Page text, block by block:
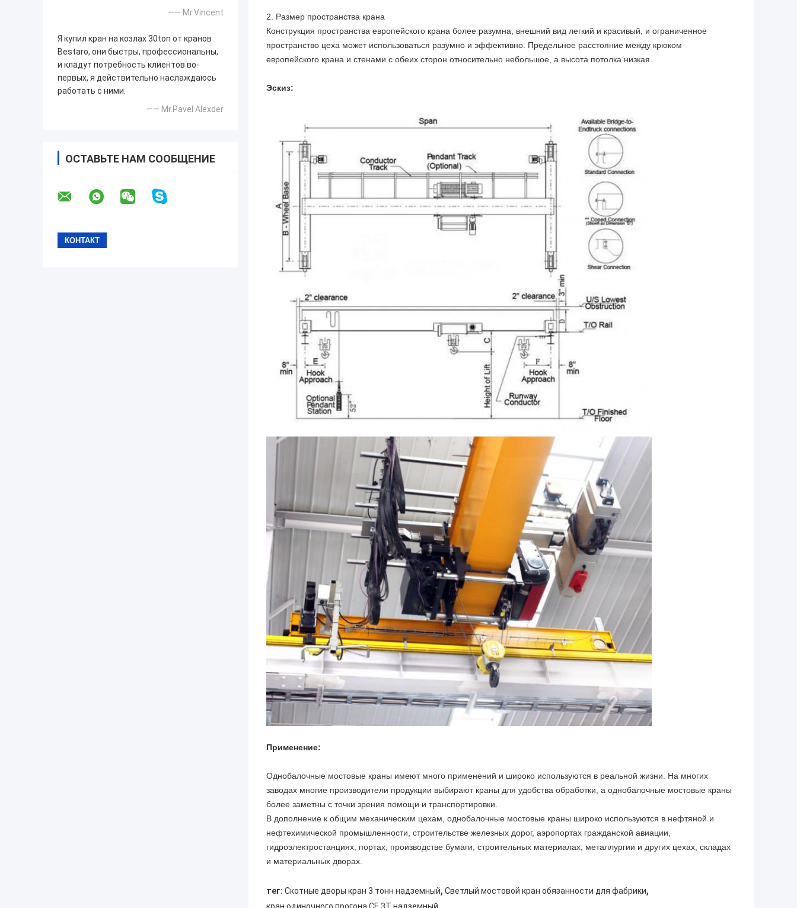
—— Mr.Vincent
Я купил кран на козлах 30ton от кранов
Bestaro, они быстры, профессиональны,
и кладут потребность клиентов во-
первых, я действительно наслаждаюсь
работать с ними.
—— Mr.Pavel Alexder
ОСТАВЬТЕ НАМ СООБЩЕНИЕ
2. Размер пространства крана
Конструкция пространства европейского крана более разумна, внешний вид легкий и красивый, и ограниченное
пространство цеха может использоваться разумно и эффективно. Предельное расстояние между крюком
европейского крана и стенами с обеих сторон относительно небольшое, а высота потолка низкая.
Эскиз:
Применение:
Однобалочные мостовые краны имеют много применений и широко используются в реальной жизни. На многих
заводах многие производители продукции выбирают краны для удобства обработки, а однобалочные мостовые краны
более заметны с точки зрения помощи и транспортировки.
В дополнение к общим механическим цехам, однобалочные мостовые краны широко используются в нефтяной и
нефтехимической промышленности, строительстве железных дорог, аэропортах гражданской авиации,
гидроэлектростанциях, портах, производстве бумаги, строительных материалах, металлургии и других цехах, складах
и материальных дворах.
тег: Скотные дворы кран 3 тонн надземный, Светлый мостовой кран обязанности для фабрики,